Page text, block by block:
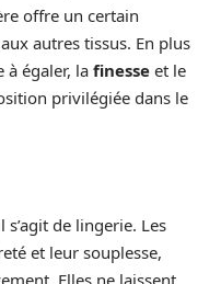
offre un certain
autres tissus. En plus
égaler, lafinesse et le
privilégiée dans le
de lingerie. Les
et leur souplesse,
Elles ne laissent